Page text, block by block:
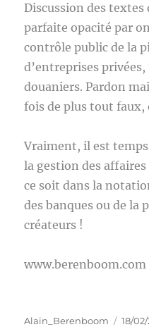
Discussion des textes
parfaite opacité par
contrôle public de la
d’entreprises
douaniers. Pardon
fois de plus tout faux,
Vraiment, il est
la gestion des
ce soit dans la
des banques ou de la
créateurs !
www.berenboom.com
Auteur
Alain_Berenboom 18/